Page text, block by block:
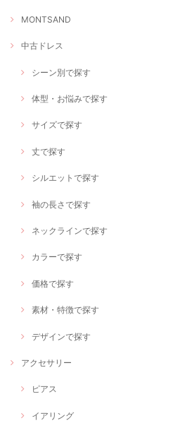
MONTSAND
中古ドレス
シーン別で探す
体型・お悩みで探す
サイズで探す
丈で探す
シルエットで探す
袖の長さで探す
ネックラインで探す
カラーで探す
価格で探す
素材・特徴で探す
デザインで探す
アクセサリー
ピアス
イアリング